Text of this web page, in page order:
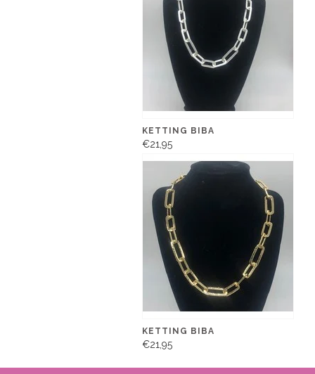
KETTING BIBA
€21,95
KETTING BIBA
€21,95